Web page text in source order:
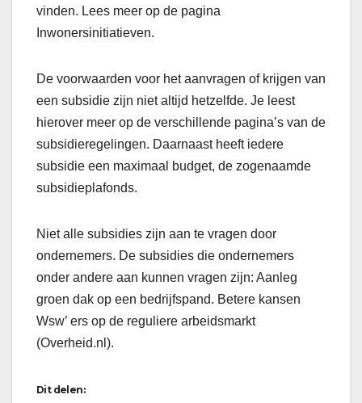
vinden. Lees meer op de pagina
Inwonersinitiatieven.
De voorwaarden voor het aanvragen of krijgen van
een subsidie zijn niet altijd hetzelfde. Je leest
hierover meer op de verschillende pagina’s van de
subsidieregelingen. Daarnaast heeft iedere
subsidie een maximaal budget, de zogenaamde
subsidieplafonds.
Niet alle subsidies zijn aan te vragen door
ondernemers. De subsidies die ondernemers
onder andere aan kunnen vragen zijn: Aanleg
groen dak op een bedrijfspand. Betere kansen
Wsw’ ers op de reguliere arbeidsmarkt
(Overheid.nl).
Dit delen: